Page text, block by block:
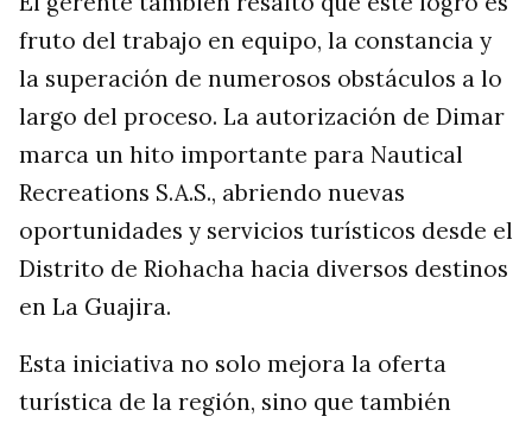
fruto del trabajo en equipo, la constancia y
la superación de numerosos obstáculos a lo
largo del proceso. La autorización de Dimar
marca un hito importante para Nautical
Recreations S.A.S., abriendo nuevas
oportunidades y servicios turísticos desde el
Distrito de Riohacha hacia diversos destinos
en La Guajira.
Esta iniciativa no solo mejora la oferta
turística de la región, sino que también